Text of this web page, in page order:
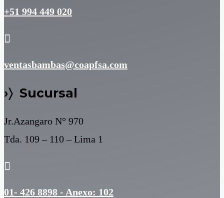
+51 994 449 020

ventasbambas@coapfsa.com
›〉 Sucursal
Jr.Azangaro N° 970
Tda. 109 – 110 – Lima 1

01- 426 8898 - Anexo: 102